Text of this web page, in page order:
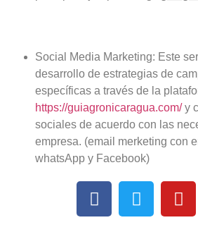
Social Media Marketing: Este
desarrollo de estrategias de
específicas a través de la
https://guiagronicaragua.com/y
sociales de acuerdo con las
empresa. (email merketing con
whatsApp y Facebook)